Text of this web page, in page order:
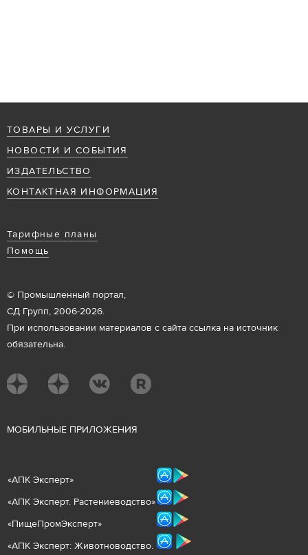
ТОВАРЫ И УСЛУГИ
НОВОСТИ И СОБЫТИЯ
ИЗДАТЕЛЬСТВО
КОНТАКТНАЯ ИНФОРМАЦИЯ
Тарифные планы
Помощь
© Промышленный портал,
СД Групп, 2006-2026.
При использовании материалов с сайта ссылка на источник
обязательна.
МОБИЛЬНЫЕ ПРИЛОЖЕНИЯ
«АПК Эксперт»
«АПК Эксперт. Растениеводство»
«ПищеПромЭксперт»
«АПК Эксперт: Животноводство.